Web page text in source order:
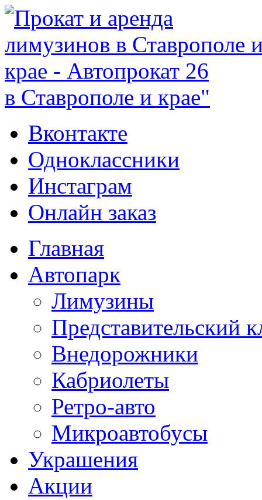
в Ставрополе и крае"
Вконтакте
Одноклассники
Инстаграм
Онлайн заказ
Главная
Автопарк
Лимузины
Представительский
Внедорожники
Кабриолеты
Ретро-авто
Микроавтобусы
Украшения
Акции